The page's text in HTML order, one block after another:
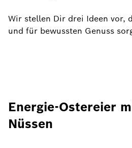
Wir stellen Dir drei Ideen vor,
und für bewussten Genuss
Energie-Ostereier
Nüssen